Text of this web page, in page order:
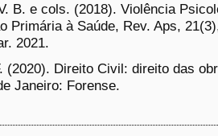
B. e cols. (2018). Violência
Primária à Saúde, Rev. Aps,
2021.
(2020). Direito Civil: direito das
Janeiro: Forense.